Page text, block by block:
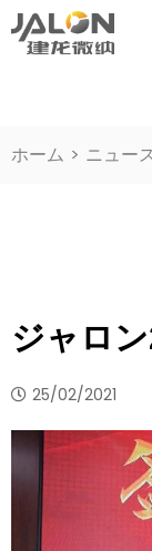
ホーム > ニュー
ジャロ
25/02/2021